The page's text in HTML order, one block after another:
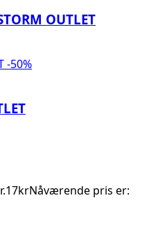
OUTLET
-50%
pris er: